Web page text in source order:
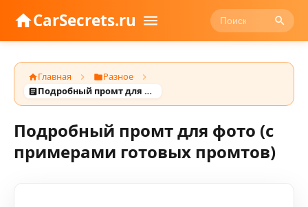
CarSecrets.ru
Главная
Разное
Подробный промт для фото (с примерами готовых промтов)
Подробный промт для фото (с
примерами готовых промтов)